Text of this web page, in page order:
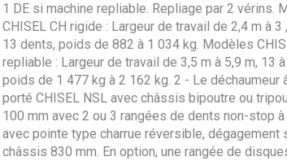
1 DE si machine repliable. Repliage par 2 vérins.
CHISEL CH rigide : Largeur de travail de 2,4 m à 3
13 dents, poids de 882 à 1 034 kg. Modèles
repliable : Largeur de travail de 3,5 m à 5,9 m, 13
poids de 1 477 kg à 2 162 kg. 2 - Le déchaumeur
porté CHISEL NSL avec châssis bipoutre ou
100 mm avec 2 ou 3 rangées de dents non-stop
avec pointe type charrue réversible, dégagement
châssis 830 mm. En option, une rangée de